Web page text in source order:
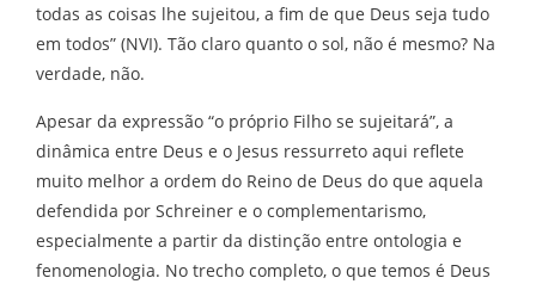
todas as coisas lhe sujeitou, a fim de que Deus seja tudo
em todos” (NVI). Tão claro quanto o sol, não é mesmo? Na
verdade, não.
Apesar da expressão “o próprio Filho se sujeitará”, a
dinâmica entre Deus e o Jesus ressurreto aqui reflete
muito melhor a ordem do Reino de Deus do que aquela
defendida por Schreiner e o complementarismo,
especialmente a partir da distinção entre ontologia e
fenomenologia. No trecho completo, o que temos é Deus